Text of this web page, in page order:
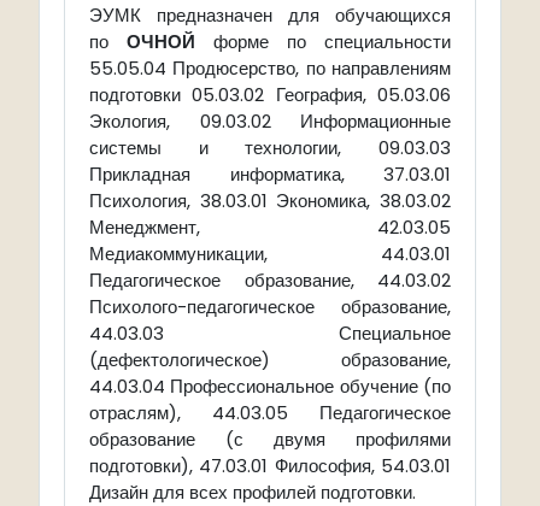
ЭУМК предназначен для обучающихся
по ОЧНОЙ форме по специальности
55.05.04 Продюсерство, по направлениям
подготовки 05.03.02 География, 05.03.06
Экология, 09.03.02 Информационные
системы и технологии, 09.03.03
Прикладная информатика, 37.03.01
Психология, 38.03.01 Экономика, 38.03.02
Менеджмент, 42.03.05
Медиакоммуникации, 44.03.01
Педагогическое образование, 44.03.02
Психолого-педагогическое образование,
44.03.03 Специальное
(дефектологическое) образование,
44.03.04 Профессиональное обучение (по
отраслям), 44.03.05 Педагогическое
образование (с двумя профилями
подготовки), 47.03.01 Философия, 54.03.01
Дизайн для всех профилей подготовки.